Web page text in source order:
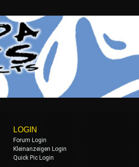
LOGIN
Forum Login
Kleinanzeigen Login
Quick Pic Login